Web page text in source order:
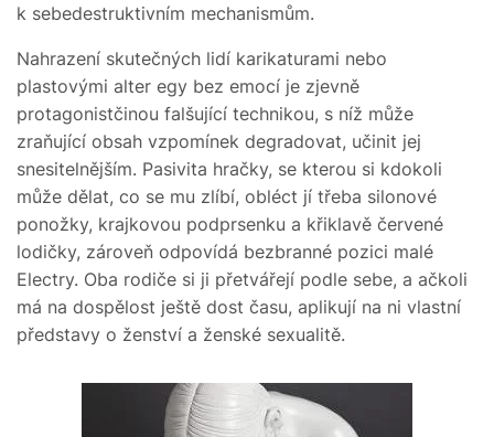
k sebedestruktivním mechanismům.
Nahrazení skutečných lidí karikaturami nebo
plastovými alter egy bez emocí je zjevně
protagonistčinou falšující technikou, s níž může
zraňující obsah vzpomínek degradovat, učinit jej
snesitelnějším. Pasivita hračky, se kterou si kdokoli
může dělat, co se mu zlíbí, obléct jí třeba silonové
ponožky, krajkovou podprsenku a křiklavě červené
lodičky, zároveň odpovídá bezbranné pozici malé
Electry. Oba rodiče si ji přetvářejí podle sebe, a ačkoli
má na dospělost ještě dost času, aplikují na ni vlastní
představy o ženství a ženské sexualitě.